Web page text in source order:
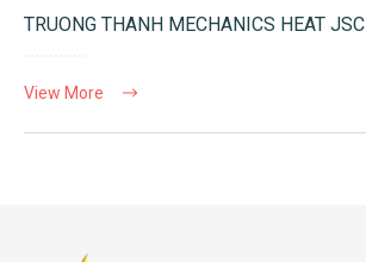
TRUONG THANH MECHANICS HEAT JSC
View More